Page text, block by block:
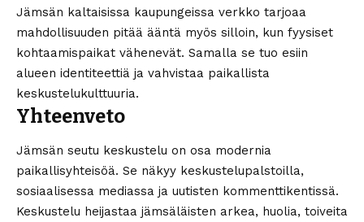
Jämsän kaltaisissa kaupungeissa verkko tarjoaa
mahdollisuuden pitää ääntä myös silloin, kun fyysiset
kohtaamispaikat vähenevät. Samalla se tuo esiin
alueen identiteettiä ja vahvistaa paikallista
keskustelukulttuuria.
Yhteenveto
Jämsän seutu keskustelu on osa modernia
paikallisyhteisöä. Se näkyy keskustelupalstoilla,
sosiaalisessa mediassa ja uutisten kommenttikentissä.
Keskustelu heijastaa jämsäläisten arkea, huolia, toiveita